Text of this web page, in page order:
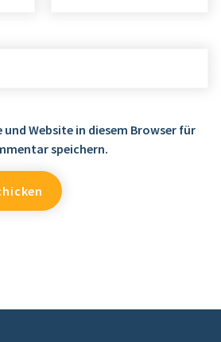
und Website in diesem Browser für
speichern.